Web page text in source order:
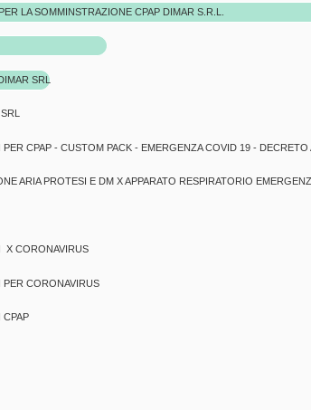
LA SOMMINSTRAZIONE CPAP DIMAR S.R.L.
SRL
CPAP - CUSTOM PACK - EMERGENZA COVID 19 -
ARIA PROTESI E DM X APPARATO RESPIRATORIO
X CORONAVIRUS
CORONAVIRUS
CPAP